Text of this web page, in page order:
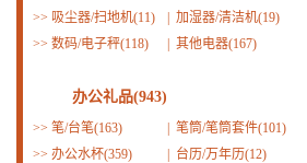
>> 吸尘器/扫地机(11)
加湿器/清洁机(19)
>> 数码/电子秤(118) 其他电器(167)
办公礼品(943)
>> 笔/台笔(163)
笔筒/笔筒套件(101)
>> 办公水杯(359)
台历/万年历(12)